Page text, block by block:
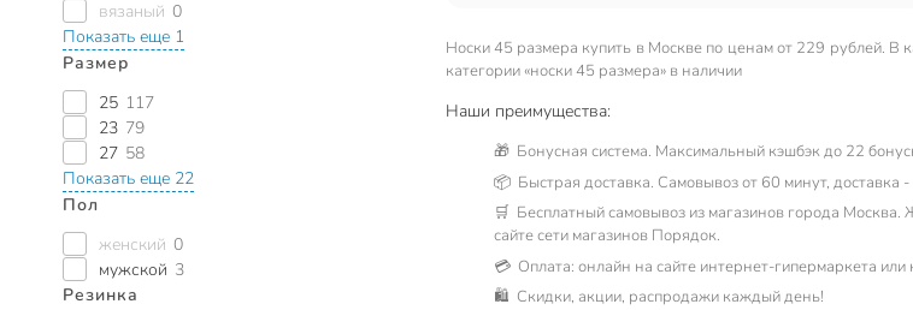
вязаный 0
Показать еще 1
Размер
25 117
23 79
27 58
Показать еще 22
Пол
женский 0
мужской 3
Резинка
Носки 45 размера купить в Москве по ценам от 229 рублей. В
категории «носки 45 размера» в наличии
Наши преимущества:
🎁 Бонусная система. Максимальный кэшбэк до 22
📦 Быстрая доставка. Самовывоз от 60 минут, доставка
🛒 Бесплатный самовывоз из магазинов города Москва.
сайте сети магазинов Порядок.
💳 Оплата: онлайн на сайте интернет-гипермаркета
🛍 Скидки, акции, распродажи каждый день!